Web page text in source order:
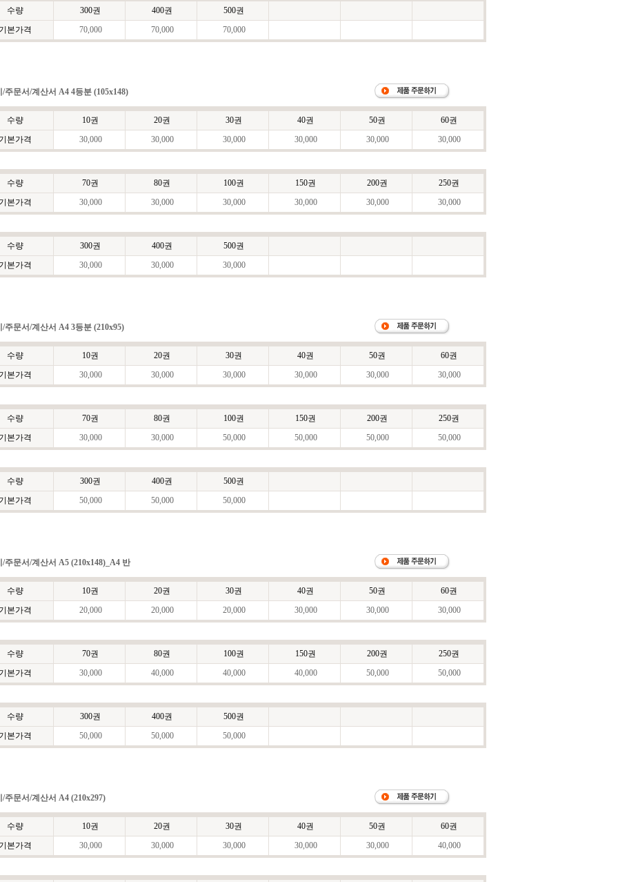
수량 300권 400권
500권
본가격
70,000 70,000 70,000
/주문서/계산서 A4 4등분 (105x148)
수량 10권 20권 30권 40권 50권
60권
본가격
30,000 30,000 30,000 30,000 30,000 30,000
수량 70권 80권 100권 150권 200권
250권
본가격
30,000 30,000 30,000 30,000 30,000 30,000
수량 300권 400권
500권
본가격
30,000 30,000 30,000
/주문서/계산서 A4 3등분 (210x95)
수량 10권 20권 30권 40권 50권
60권
본가격
30,000 30,000 30,000 30,000 30,000 30,000
수량 70권 80권 100권 150권 200권
250권
본가격
30,000 30,000 50,000 50,000 50,000 50,000
수량 300권 400권
500권
본가격
50,000 50,000 50,000
/주문서/계산서 A5 (210x148)_A4 반
수량 10권 20권 30권 40권 50권
60권
본가격
20,000 20,000 20,000 30,000 30,000 30,000
수량 70권 80권 100권 150권 200권
250권
본가격
30,000 40,000 40,000 40,000 50,000 50,000
수량 300권 400권
500권
본가격
50,000 50,000 50,000
/주문서/계산서 A4 (210x297)
수량 10권 20권 30권 40권 50권
60권
본가격
30,000 30,000 30,000 30,000 30,000 40,000